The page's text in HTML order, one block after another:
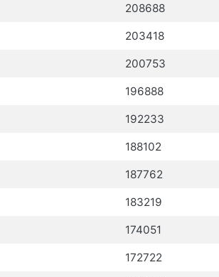
208688
203418
200753
196888
192233
188102
187762
183219
174051
172722